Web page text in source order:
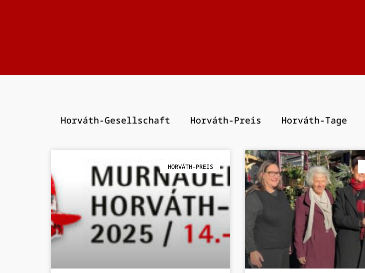
Horváth-Gesellschaft Horváth-Preis Horváth-Tage
HORVÁTH-PREIS